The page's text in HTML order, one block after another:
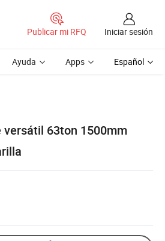
Publicar mi RFQ Iniciar sesión
Ayuda Apps Español
versátil 63ton 1500mm